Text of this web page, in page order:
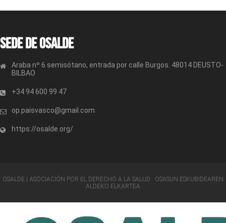
Sede de OSALDE
Araba nº 6 semisótano, entrada por calle Burgos. 48014 DEUSTO-
BILBAO
+34 94 600 99 47
op.paisvasco@gmail.com
https://osalde.org/
OSALDE | ASOCIACIÓN POR EL DERECHO A LA SALUD · OSASUN ESKUBIDEAREN
ALDEKO ELKARTEA